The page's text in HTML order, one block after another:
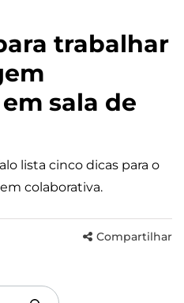
trabalhar
sala de
lista cinco dicas para o
colaborativa.
Compartilhar